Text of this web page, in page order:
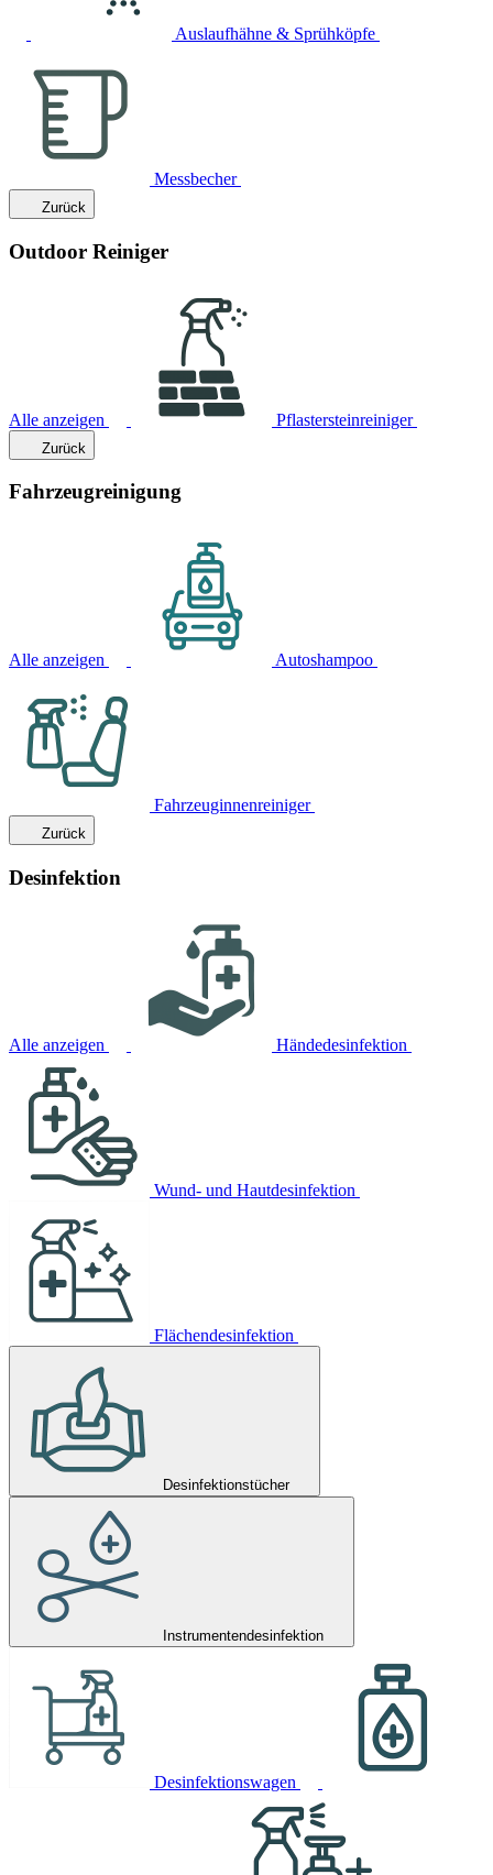
Auslaufhähne & Sprühköpfe
Messbecher
Zurück
Outdoor Reiniger
Alle anzeigen Pflastersteinreiniger
Zurück
Fahrzeugreinigung
Alle anzeigen Autoshampoo
Fahrzeuginnenreiniger
Zurück
Desinfektion
Alle anzeigen Händedesinfektion
Wund- und Hautdesinfektion
Flächendesinfektion
Desinfektionstücher
Instrumentendesinfektion
Desinfektionswagen